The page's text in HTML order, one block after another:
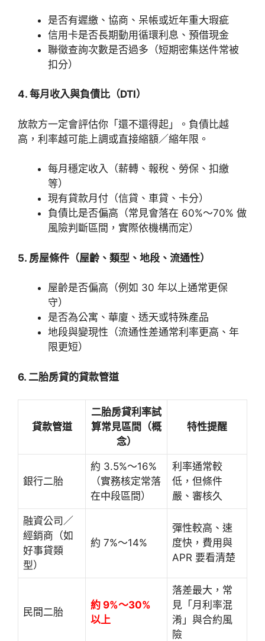
是否有遲繳、協商、呆帳或近年重大瑕疵
信用卡是否長期動用循環利息、預借現金
聯徵查詢次數是否過多（短期密集送件常被
扣分）
4. 每月收入與負債比（DTI）
放款方一定會評估你「還不還得起」。負債比越
高，利率越可能上調或直接縮額／縮年限。
每月穩定收入（薪轉、報稅、勞保、扣繳
等）
現有貸款月付（信貸、車貸、卡分）
負債比是否偏高（常見會落在 60%～70% 做
風險判斷區間，實際依機構而定）
5. 房屋條件（屋齡、類型、地段、流通性）
屋齡是否偏高（例如 30 年以上通常更保
守）
是否為公寓、華廈、透天或特殊產品
地段與變現性（流通性差通常利率更高、年
限更短）
6. 二胎房貸的貸款管道
貸款管道
二胎房貸利率試
算常見區間（概
念）
特性提醒
銀行二胎
約 3.5%～16%
（實務核定常落
在中段區間）
利率通常較
低，但條件
嚴、審核久
融資公司／
經銷商（如
好事貸類
型）
約 7%～14%
彈性較高、速
度快，費用與
APR 要看清楚
民間二胎
約 9%～30%
以上
落差最大，常
見「月利率混
淆」與合約風
險